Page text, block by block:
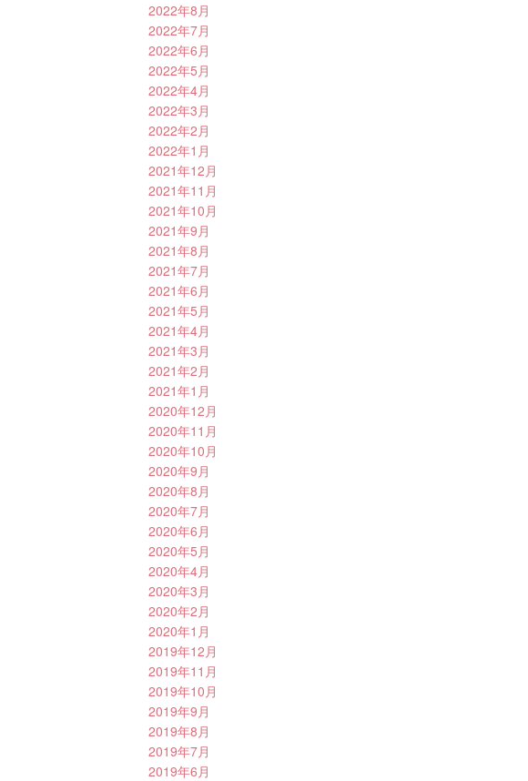
2022年8月
2022年7月
2022年6月
2022年5月
2022年4月
2022年3月
2022年2月
2022年1月
2021年12月
2021年11月
2021年10月
2021年9月
2021年8月
2021年7月
2021年6月
2021年5月
2021年4月
2021年3月
2021年2月
2021年1月
2020年12月
2020年11月
2020年10月
2020年9月
2020年8月
2020年7月
2020年6月
2020年5月
2020年4月
2020年3月
2020年2月
2020年1月
2019年12月
2019年11月
2019年10月
2019年9月
2019年8月
2019年7月
2019年6月